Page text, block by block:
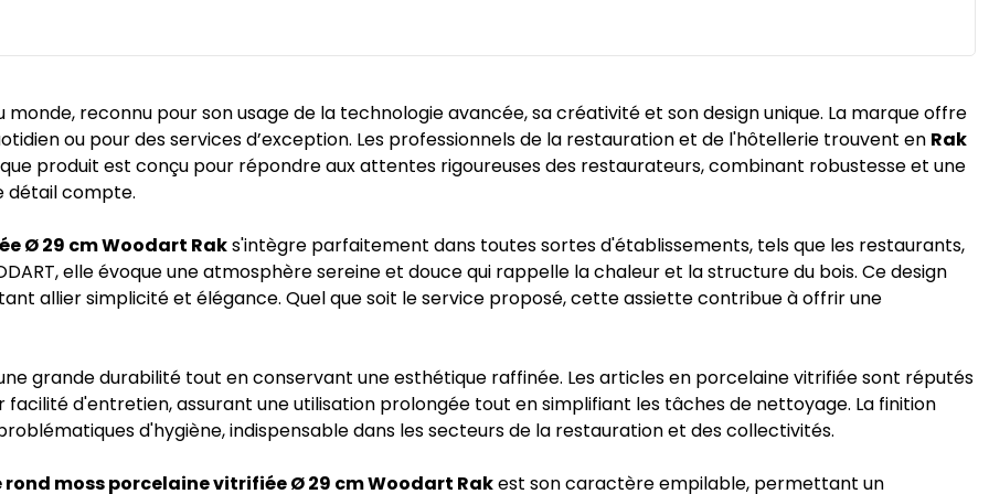
reconnu pour son usage de la technologie avancée, sa créativité et son design unique. La marque offre
ou pour des services d’exception. Les professionnels de la restauration et de l'hôtellerie trouvent en Rak
produit est conçu pour répondre aux attentes rigoureuses des restaurateurs, combinant robustesse et une
détail compte.
Ø 29 cm Woodart Raks'intègre parfaitement dans toutes sortes d'établissements, tels que les restaurants,
elle évoque une atmosphère sereine et douce qui rappelle la chaleur et la structure du bois. Ce design
allier simplicité et élégance. Quel que soit le service proposé, cette assiette contribue à offrir une
grande durabilité tout en conservant une esthétique raffinée. Les articles en porcelaine vitrifiée sont réputés
d'entretien, assurant une utilisation prolongée tout en simplifiant les tâches de nettoyage. La finition
d'hygiène, indispensable dans les secteurs de la restauration et des collectivités.
moss porcelaine vitrifiée Ø 29 cm Woodart Rakest son caractère empilable, permettant un